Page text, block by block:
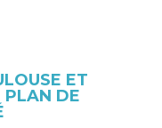
ET
PLAN DE